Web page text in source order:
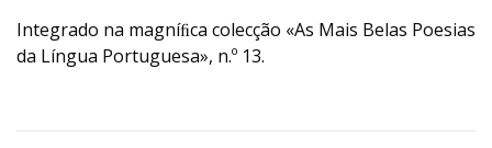
Integrado na magníﬁca colecção «As Mais Belas Poesias
da Língua Portuguesa», n.º 13.